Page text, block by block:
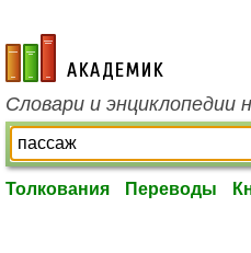
academic.ru
Словари и энциклопедии
Толкования Переводы